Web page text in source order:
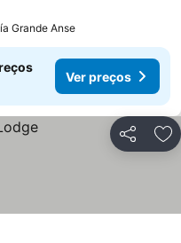
Grande Anse
Ver preços
Partilhar